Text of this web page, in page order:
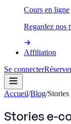
Cours en ligne
Regardez nos
Affiliation
Se connecter
Accueil/Blog/
Stories e-